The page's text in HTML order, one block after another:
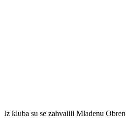
Iz kluba su se zahvalili Mladenu